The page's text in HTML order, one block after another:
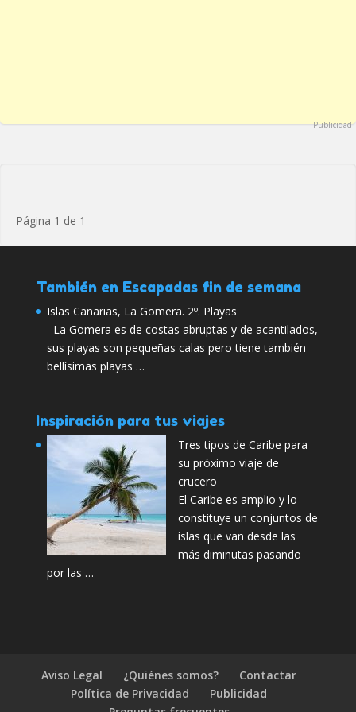
Publicidad
Página 1 de 1
También en Escapadas fin de semana
Islas Canarias, La Gomera. 2º. Playas
La Gomera es de costas abruptas y de acantilados,
sus playas son pequeñas calas pero tiene también
bellísimas playas …
Inspiración para tus viajes
Tres tipos de Caribe para
su próximo viaje de
crucero
El Caribe es amplio y lo
constituye un conjuntos de
islas que van desde las
más diminutas pasando
por las …
Aviso Legal ¿Quiénes somos?
Contactar
Política de Privacidad
Publicidad